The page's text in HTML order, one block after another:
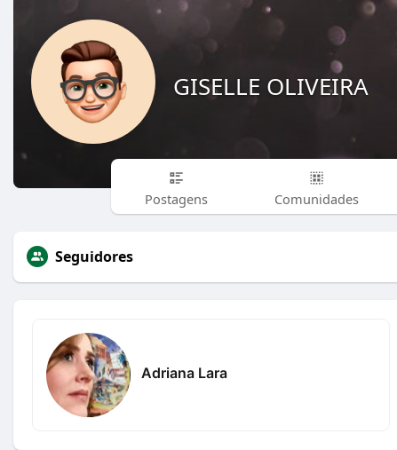
GISELLE OLIVEIRA
Postagens Comunidades
Seguidores
Adriana Lara